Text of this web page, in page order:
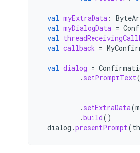
val myExtraData :
val myDialogData =
val
val callback =
val dialog =
. setPromptText(
. setExtraData(
.build()
dialog .presentPrompt(